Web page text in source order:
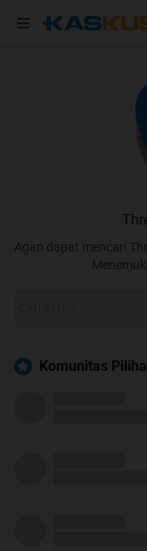
Agan dapat mencari
Komunitas